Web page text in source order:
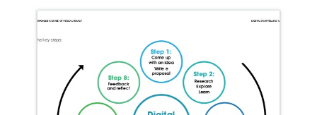
Beiratkozás
Tanár: Antal Péter
Tanár: Krisztina Radics
Tanár: Pozsonyi Enikő